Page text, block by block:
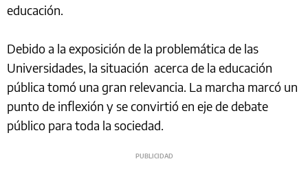
educación.
Debido a la exposición de la problemática de las
Universidades, la situación acerca de la educación
pública tomó una gran relevancia. La marcha marcó un
punto de inflexión y se convirtió en eje de debate
público para toda la sociedad.